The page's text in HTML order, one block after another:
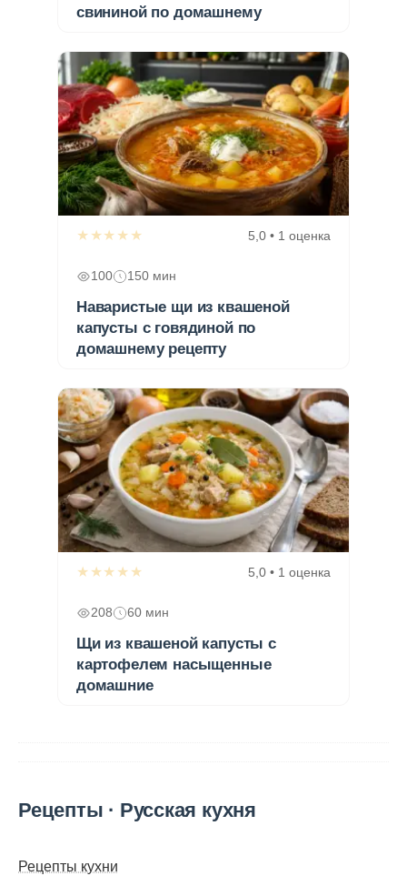
свининой по домашнему
★★★★★ 5,0 • 1 оценка
100 150 мин
Наваристые щи из квашеной
капусты с говядиной по
домашнему рецепту
★★★★★ 5,0 • 1 оценка
208 60 мин
Щи из квашеной капусты с
картофелем насыщенные
домашние
Рецепты · Русская кухня
Рецепты кухни